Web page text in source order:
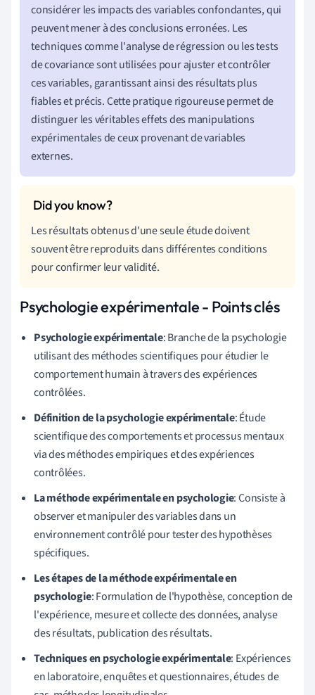
considérer les impacts des variables confondantes, qui
peuvent mener à des conclusions erronées. Les
techniques comme l'analyse de régression ou les tests
de covariance sont utilisées pour ajuster et contrôler
ces variables, garantissant ainsi des résultats plus
fiables et précis. Cette pratique rigoureuse permet de
distinguer les véritables effets des manipulations
expérimentales de ceux provenant de variables
externes.
Les résultats obtenus d'une seule étude doivent
souvent être reproduits dans différentes conditions
pour confirmer leur validité.
Psychologie expérimentale - Points clés
Psychologie expérimentale: Branche de la psychologie
utilisant des méthodes scientifiques pour étudier le
comportement humain à travers des expériences
contrôlées.
Définition de la psychologie expérimentale: Étude
scientifique des comportements et processus mentaux
via des méthodes empiriques et des expériences
contrôlées.
La méthode expérimentale en psychologie: Consiste à
observer et manipuler des variables dans un
environnement contrôlé pour tester des hypothèses
spécifiques.
Les étapes de la méthode expérimentale en
psychologie: Formulation de l'hypothèse, conception de
l'expérience, mesure et collecte des données, analyse
des résultats, publication des résultats.
Techniques en psychologie expérimentale: Expériences
en laboratoire, enquêtes et questionnaires, études de